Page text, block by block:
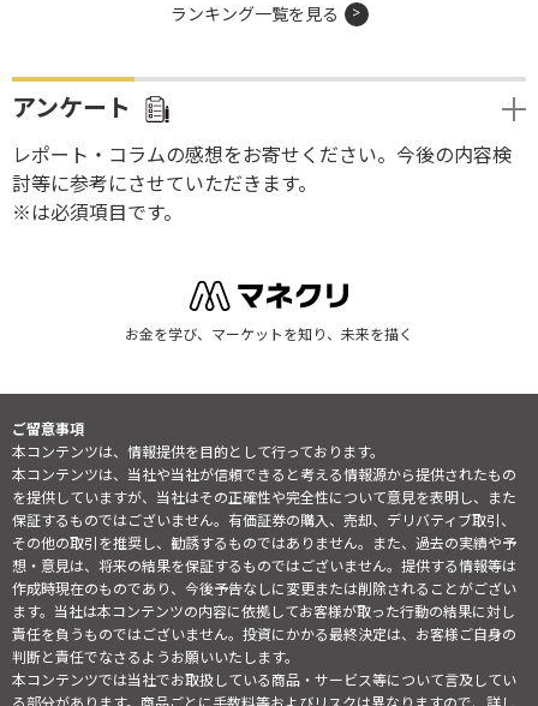
ランキング一覧を見る
アンケート
レポート・コラムの感想をお寄せください。今後の内容検
討等に参考にさせていただきます。
※は必須項目です。
お金を学び、マーケットを知り、未来を描く
ご留意事項
本コンテンツは、情報提供を目的として行っております。
本コンテンツは、当社や当社が信頼できると考える情報源から提供されたもの
を提供していますが、当社はその正確性や完全性について意見を表明し、また
保証するものではございません。有価証券の購入、売却、デリバティブ取引、
その他の取引を推奨し、勧誘するものではありません。また、過去の実績や予
想・意見は、将来の結果を保証するものではございません。提供する情報等は
作成時現在のものであり、今後予告なしに変更または削除されることがござい
ます。当社は本コンテンツの内容に依拠してお客様が取った行動の結果に対し
責任を負うものではございません。投資にかかる最終決定は、お客様ご自身の
判断と責任でなさるようお願いいたします。
本コンテンツでは当社でお取扱している商品・サービス等について言及してい